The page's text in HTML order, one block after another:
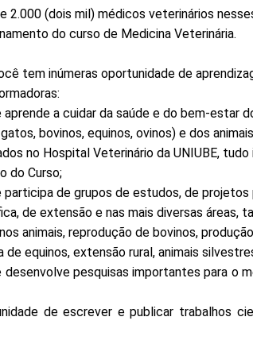
2.000 (dois mil) médicos veterinários
do curso de Medicina Veterinária.
tem inúmeras oportunidade de
aprende a cuidar da saúde e do bem-estar
bovinos, equinos, ovinos) e dos
no Hospital Veterinário da UNIUBE,
do Curso;
participa de grupos de estudos, de projetos
de extensão e nas mais diversas áreas,
animais, reprodução de bovinos,
de equinos, extensão rural, animais
desenvolve pesquisas importantes para o
de escrever e publicar trabalhos